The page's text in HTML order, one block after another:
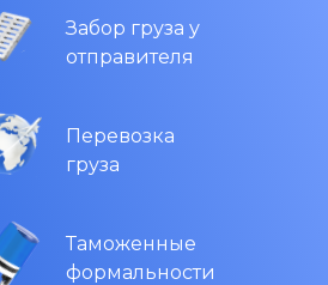
Забор груза у
отправителя
Перевозка
груза
Таможенные
формальности